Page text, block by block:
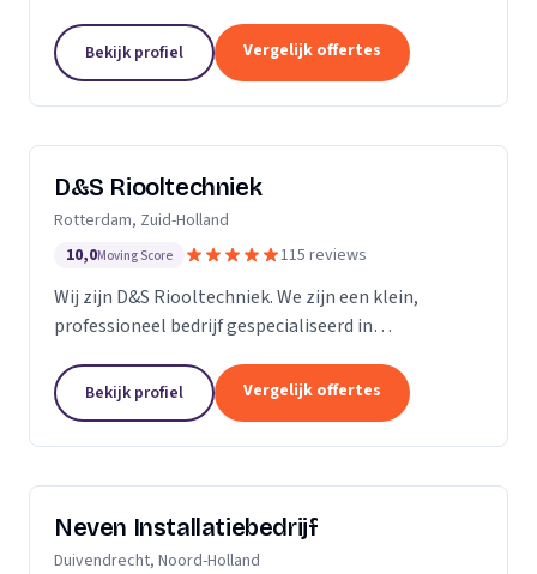
team of seasoned professionals who are
passionate...
Bekijk profiel Vergelijk offertes
D&S Riooltechniek
Rotterdam, Zuid-Holland
10,0Moving Score 115 reviews
Wij zijn D&S Riooltechniek. We zijn een klein,
professioneel bedrijf gespecialiseerd in
klanten zo goed en zo snel mogelijk van dienst te
kunnen zijn....
Bekijk profiel Vergelijk offertes
Neven Installatiebedrijf
Duivendrecht, Noord-Holland